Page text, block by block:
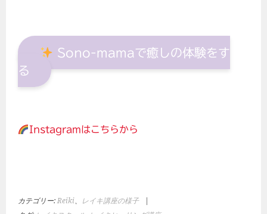
Sono-mamaで癒しの体験をす
る
Instagramはこちらから
カテゴリー:Reiki、 レイキ講座の様子